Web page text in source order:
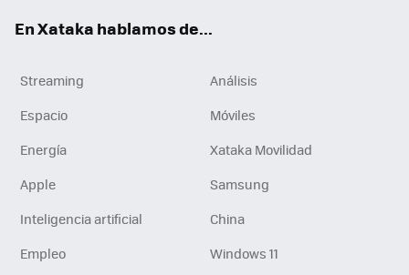
En Xataka hablamos de...
Streaming
Análisis
Espacio
Móviles
Energía
Xataka Movilidad
Apple
Samsung
Inteligencia artificial
China
Empleo
Windows 11